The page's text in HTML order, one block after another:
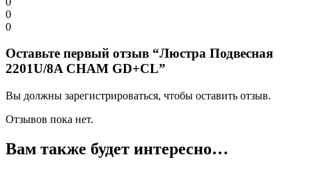
0
0
Оставьте первый отзыв “Люстра Подвесная
2201U/8A CHAM GD+CL”
Вы должны зарегистрироваться, чтобы оставить отзыв.
Отзывов пока нет.
Вам также будет интересно…